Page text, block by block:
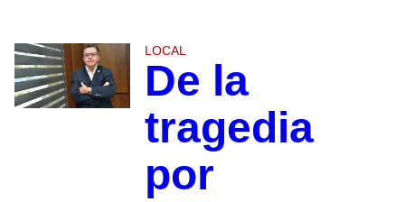
LOCAL
De la
tragedia
por